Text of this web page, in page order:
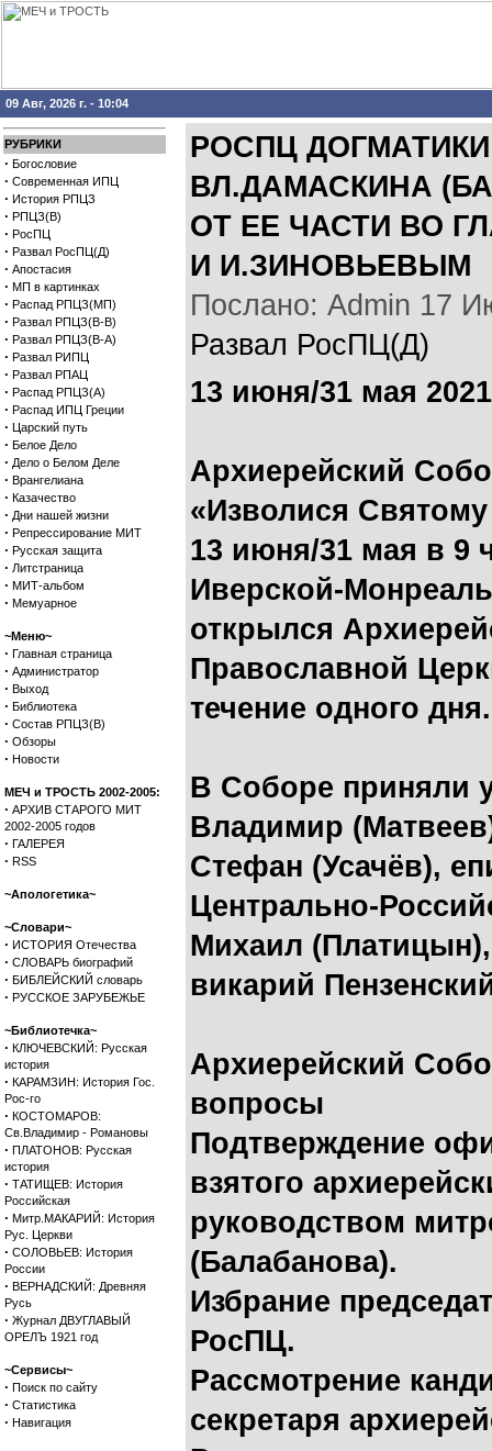
09 Авг, 2026 г. - 10:04
РУБРИКИ
· Богословие
· Современная ИПЦ
· История РПЦЗ
· РПЦЗ(В)
· РосПЦ
· Развал РосПЦ(Д)
· Апостасия
· МП в картинках
· Распад РПЦЗ(МП)
· Развал РПЦЗ(В-В)
· Развал РПЦЗ(В-А)
· Развал РИПЦ
· Развал РПАЦ
· Распад РПЦЗ(А)
· Распад ИПЦ Греции
· Царский путь
· Белое Дело
· Дело о Белом Деле
· Врангелиана
· Казачество
· Дни нашей жизни
· Репрессирование МИТ
· Русская защита
· Литстраница
· МИТ-альбом
· Мемуарное
~Меню~
· Главная страница
· Администратор
· Выход
· Библиотека
· Состав РПЦЗ(В)
· Обзоры
· Новости
МЕЧ и ТРОСТЬ 2002-2005:
· АРХИВ СТАРОГО МИТ
2002-2005 годов
· ГАЛЕРЕЯ
· RSS
~Апологетика~
~Словари~
· ИСТОРИЯ Отечества
· СЛОВАРЬ биографий
· БИБЛЕЙСКИЙ словарь
· РУССКОЕ ЗАРУБЕЖЬЕ
~Библиотечка~
· КЛЮЧЕВСКИЙ: Русская
история
· КАРАМЗИН: История Гос.
Рос-го
· КОСТОМАРОВ:
Св.Владимир - Романовы
· ПЛАТОНОВ: Русская
история
· ТАТИЩЕВ: История
Российская
· Митр.МАКАРИЙ: История
Рус. Церкви
· СОЛОВЬЕВ: История
России
· ВЕРНАДСКИЙ: Древняя
Русь
· Журнал ДВУГЛАВЫЙ
ОРЕЛЪ 1921 год
~Сервисы~
· Поиск по сайту
· Статистика
· Навигация
РОСПЦ
ВЛ.ДАМАСКИНА
ОТ ЕЕ ЧАСТИ ВО
И И.ЗИНОВЬЕВЫМ
Послано: Admin 17
Развал РосПЦ(Д)
13 июня/31 мая 2021
Архиерейский
«Изволися
13 июня/31 мая в 9
Иверской-
открылся
Православной
течение одного дня.
В Соборе приняли
Владимир
Стефан (Усачёв),
Центрально-
Михаил
викарий
Архиерейский
вопросы
Подтверждение
взятого
руководством
(Балабанова).
Избрание
РосПЦ.
Рассмотрение
секретаря